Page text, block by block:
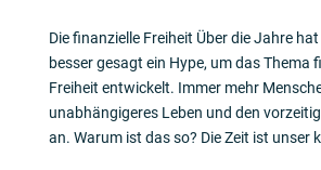
Die finanzielle Freiheit Über die Jahre hat
besser gesagt ein Hype, um das Thema
Freiheit entwickelt. Immer mehr
unabhängigeres Leben und den
an. Warum ist das so? Die Zeit ist unser